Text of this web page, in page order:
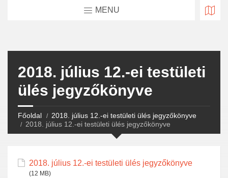
MENU
2018. július 12.-ei testületi
ülés jegyzőkönyve
Főoldal
2018. július 12.-ei testületi ülés jegyzőkönyve
2018. július 12.-ei testületi ülés jegyzőkönyve
2018. július 12.-ei testületi ülés jegyzőkönyve
(12 MB)